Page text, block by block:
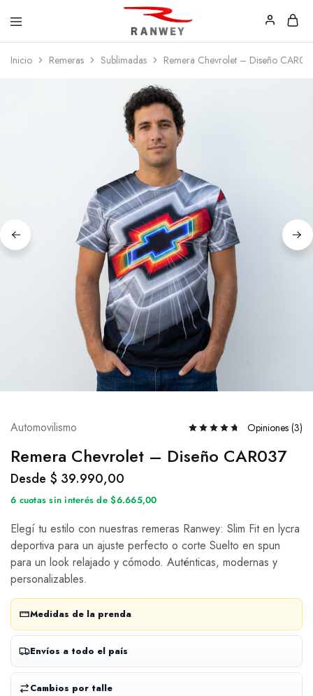
Ranwey
|
Tu
Estilo,
Remeras,
Inicio Remeras Sublimadas Remera Chevrolet – Diseño
Automovilismo Opiniones (3)
Remera Chevrolet – Diseño CAR037
Desde $ 39.990,00
6 cuotas sin interés de $6.665,00
Elegí tu estilo con nuestras remeras Ranwey: Slim Fit en lycra
deportiva para un ajuste perfecto o corte Suelto en spun
para un look relajado y cómodo. Auténticas, modernas y
personalizables.
Medidas de la prenda
Envíos a todo el país
Cambios por talle